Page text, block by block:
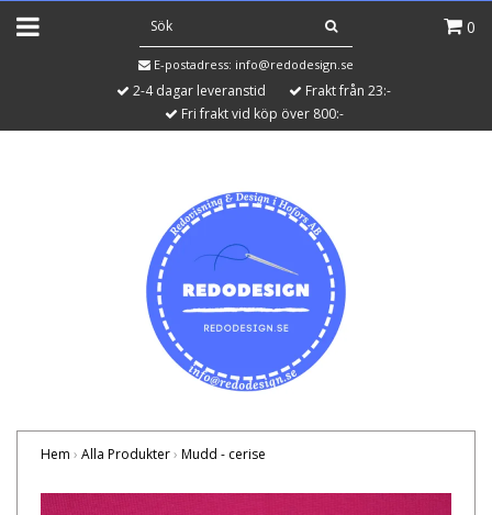
0
E-postadress: info@redodesign.se
2-4 dagar leveranstid
Frakt från 23:-
Fri frakt vid köp över 800:-
Hem › Alla Produkter› Mudd - cerise